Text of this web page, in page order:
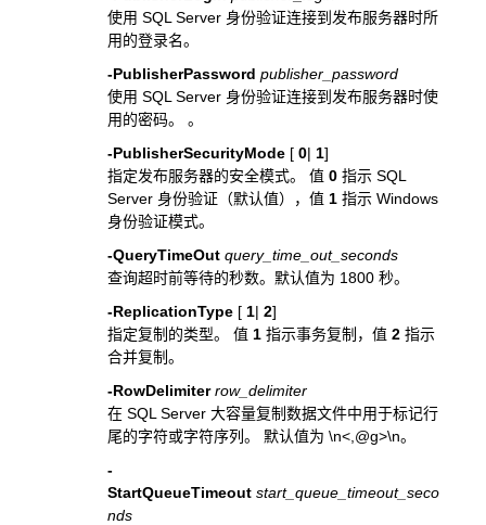
使用 SQL Server 身份验证连接到发布服务器时所
用的登录名。
-PublisherPassword publisher_password
使用 SQL Server 身份验证连接到发布服务器时使
用的密码。 。
-PublisherSecurityMode [ 0| 1]
指定发布服务器的安全模式。 值 0 指示 SQL
Server 身份验证（默认值），值 1 指示 Windows
身份验证模式。
-QueryTimeOut query_time_out_seconds
查询超时前等待的秒数。默认值为 1800 秒。
-ReplicationType [ 1| 2]
指定复制的类型。 值 1 指示事务复制，值 2 指示
合并复制。
-RowDelimiter row_delimiter
在 SQL Server 大容量复制数据文件中用于标记行
尾的字符或字符序列。 默认值为 \n<,@g>\n。
-
StartQueueTimeout start_queue_timeout_seco
nds